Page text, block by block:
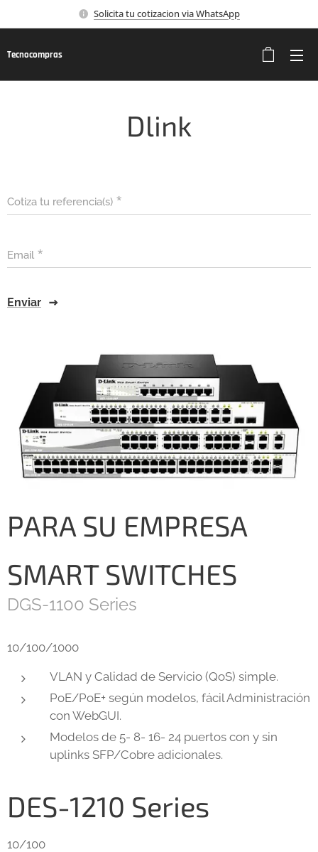
Solicita tu cotizacion via WhatsApp
Tecnocompras
Dlink
Cotiza tu referencia(s)
Email
Enviar
PARA SU EMPRESA
SMART SWITCHES
DGS-1100 Series
10/100/1000
VLAN y Calidad de Servicio (QoS) simple.
PoE/PoE+ según modelos, fácil Administración
con WebGUI.
Modelos de 5- 8- 16- 24 puertos con y sin
uplinks SFP/Cobre adicionales.
DES-1210 Series
10/100